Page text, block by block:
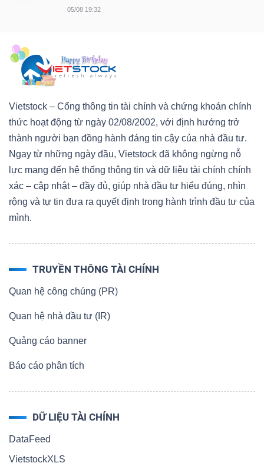
05/08 19:32
Vietstock – Cổng thông tin tài chính và chứng khoán chính
thức hoạt động từ ngày 02/08/2002, với định hướng trở
thành người bạn đồng hành đáng tin cậy của nhà đầu tư.
Ngay từ những ngày đầu, Vietstock đã không ngừng nỗ
lực mang đến hệ thống thông tin và dữ liệu tài chính chính
xác – cập nhật – đầy đủ, giúp nhà đầu tư hiểu đúng, nhìn
rộng và tự tin đưa ra quyết định trong hành trình đầu tư của
mình.
TRUYỀN THÔNG TÀI CHÍNH
Quan hệ công chúng (PR)
Quan hệ nhà đầu tư (IR)
Quảng cáo banner
Báo cáo phân tích
DỮ LIỆU TÀI CHÍNH
DataFeed
VietstockXLS